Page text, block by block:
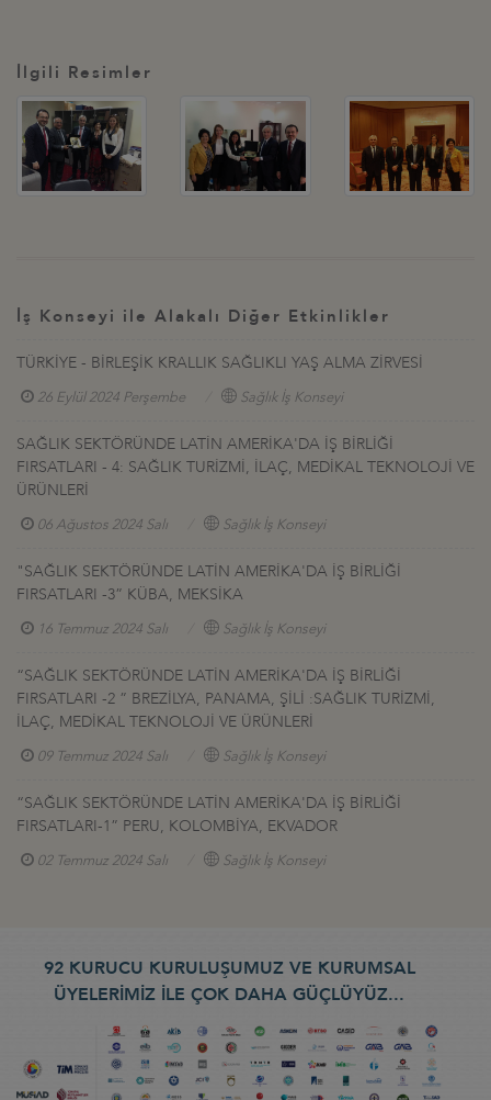
İlgili Resimler
İş Konseyi ile Alakalı Diğer Etkinlikler
TÜRKİYE - BİRLEŞİK KRALLIK SAĞLIKLI YAŞ ALMA ZİRVESİ
26 Eylül 2024 Perşembe Sağlık İş Konseyi
SAĞLIK SEKTÖRÜNDE LATİN AMERİKA'DA İŞ BİRLİĞİ
FIRSATLARI - 4: SAĞLIK TURİZMİ, İLAÇ, MEDİKAL TEKNOLOJİ VE
ÜRÜNLERİ
06 Ağustos 2024 Salı Sağlık İş Konseyi
"SAĞLIK SEKTÖRÜNDE LATİN AMERİKA'DA İŞ BİRLİĞİ
FIRSATLARI -3” KÜBA, MEKSİKA
16 Temmuz 2024 Salı Sağlık İş Konseyi
“SAĞLIK SEKTÖRÜNDE LATİN AMERİKA'DA İŞ BİRLİĞİ
FIRSATLARI -2 ” BREZİLYA, PANAMA, ŞİLİ :SAĞLIK TURİZMİ,
İLAÇ, MEDİKAL TEKNOLOJİ VE ÜRÜNLERİ
09 Temmuz 2024 Salı Sağlık İş Konseyi
“SAĞLIK SEKTÖRÜNDE LATİN AMERİKA'DA İŞ BİRLİĞİ
FIRSATLARI-1” PERU, KOLOMBİYA, EKVADOR
02 Temmuz 2024 Salı Sağlık İş Konseyi
92 KURUCU KURULUŞUMUZ VE KURUMSAL
ÜYELERİMİZ İLE ÇOK DAHA GÜÇLÜYÜZ...